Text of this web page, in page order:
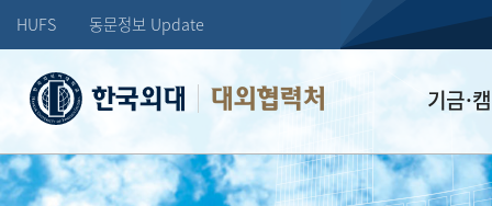
HUFS 동문정보 Update
대외협력처 기금·
학교발전기